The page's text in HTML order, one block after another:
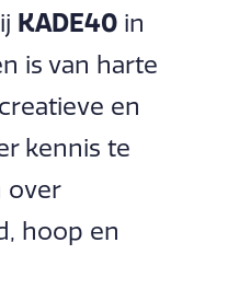
KADE40 in
is van harte
en
kennis te
over
hoop en